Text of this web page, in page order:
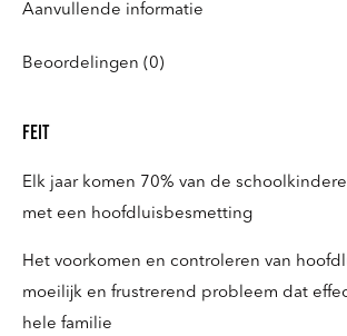
Aanvullende informatie
Beoordelingen (0)
Feit
Elk jaar komen 70% van de
met een hoofdluisbesmetting
Het voorkomen en controleren van
moeilijk en frustrerend probleem dat
hele familie